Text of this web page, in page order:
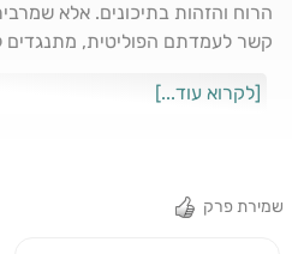
הרוח והזהות בתיכונים. אלא
קשר לעמדתם הפוליטית, מתנגדים
דרכי נעם, ומרצה במוסדות
[לקרוא עוד...]
שמירת פרק